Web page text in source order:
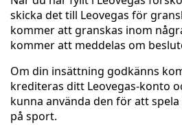
skicka det till Leovegas för
kommer att granskas inom
kommer att meddelas om
Om din insättning godkänns
krediteras ditt Leovegas-konto
kunna använda den för att
på sport.